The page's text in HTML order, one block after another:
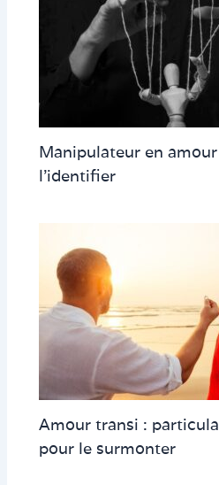
Manipulateur en
l’identifier
Amour transi :
pour le surmonter